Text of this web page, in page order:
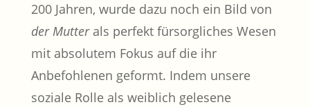
200 Jahren, wurde dazu noch ein Bild von
der Mutterals perfekt fürsorgliches Wesen
mit absolutem Fokus auf die ihr
Anbefohlenen geformt. Indem unsere
soziale Rolle als weiblich gelesene